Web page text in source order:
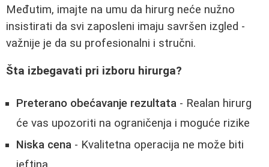
Međutim, imajte na umu da hirurg neće nužno
insistirati da svi zaposleni imaju savršen izgled -
važnije je da su profesionalni i stručni.
Šta izbegavati pri izboru hirurga?
Preterano obećavanje rezultata - Realan hirurg
će vas upozoriti na ograničenja i moguće rizike
Niska cena - Kvalitetna operacija ne može biti